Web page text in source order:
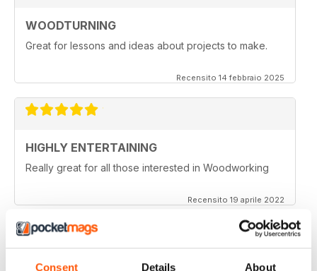
Consent Details About
WOODTURNING
Great for lessons and ideas about projects to make.
Recensito 14 febbraio 2025
HIGHLY ENTERTAINING
Really great for all those interested in Woodworking
Recensito 19 aprile 2022